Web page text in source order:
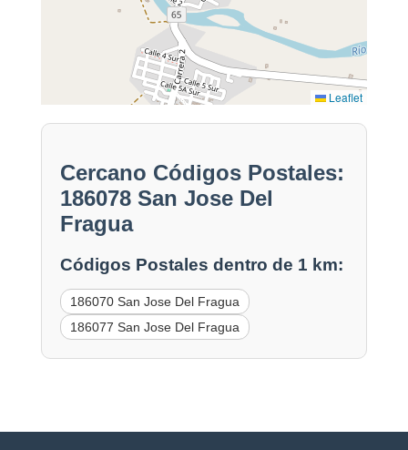
Leaflet
Cercano Códigos Postales:
186078 San Jose Del
Fragua
Códigos Postales dentro de 1 km:
186070 San Jose Del Fragua
186077 San Jose Del Fragua